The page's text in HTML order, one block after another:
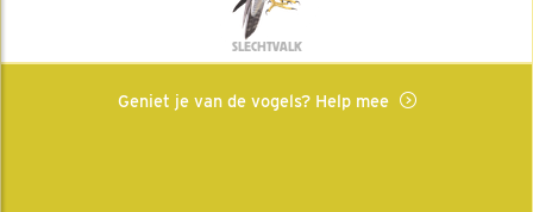
SLECHTVALK
Geniet je van de vogels? Help mee